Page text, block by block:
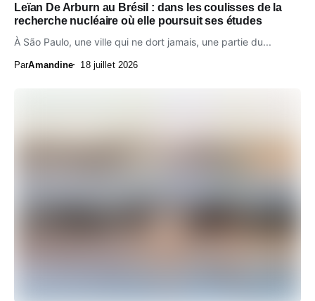
Leïan De Arburn au Brésil : dans les coulisses de la
recherche nucléaire où elle poursuit ses études
À São Paulo, une ville qui ne dort jamais, une partie du...
ParAmandine 18 juillet 2026